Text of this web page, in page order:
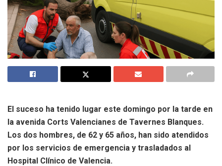
El suceso ha tenido lugar este domingo por la tarde en
la avenida Corts Valencianes de Tavernes Blanques.
Los dos hombres, de 62 y 65 años, han sido atendidos
por los servicios de emergencia y trasladados al
Hospital Clínico de Valencia.